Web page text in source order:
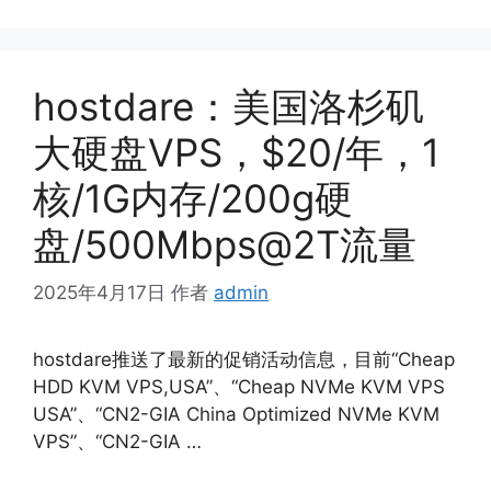
hostdare：美国洛杉矶
大硬盘VPS，$20/年，1
核/1G内存/200g硬
盘/500Mbps@2T流量
2025年4月17日 作者 admin
hostdare推送了最新的促销活动信息，目前“Cheap
HDD KVM VPS,USA”、“Cheap NVMe KVM VPS
USA”、“CN2-GIA China Optimized NVMe KVM
VPS”、“CN2-GIA …